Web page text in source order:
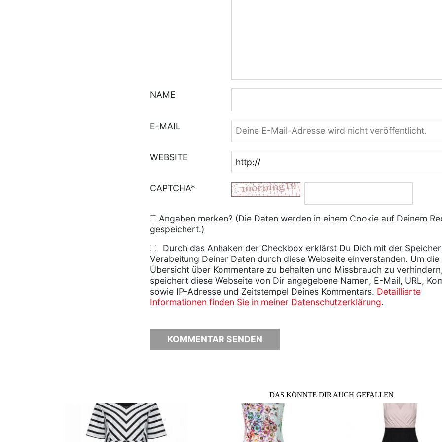
NAME
E-MAIL
WEBSITE
CAPTCHA*
Angaben merken? (Die Daten werden in einem Cookie auf Deinem
gespeichert.)
Durch das Anhaken der Checkbox erklärst Du Dich mit der
Verabeitung Deiner Daten durch diese Webseite einverstanden. Um die
Übersicht über Kommentare zu behalten und Missbrauch zu verhindern,
speichert diese Webseite von Dir angegebene Namen, E-Mail, URL,
sowie IP-Adresse und Zeitstempel Deines Kommentars. Detaillierte
Informationen finden Sie in meiner Datenschutzerklärung.
DAS KÖNNTE DIR AUCH GEFALLEN